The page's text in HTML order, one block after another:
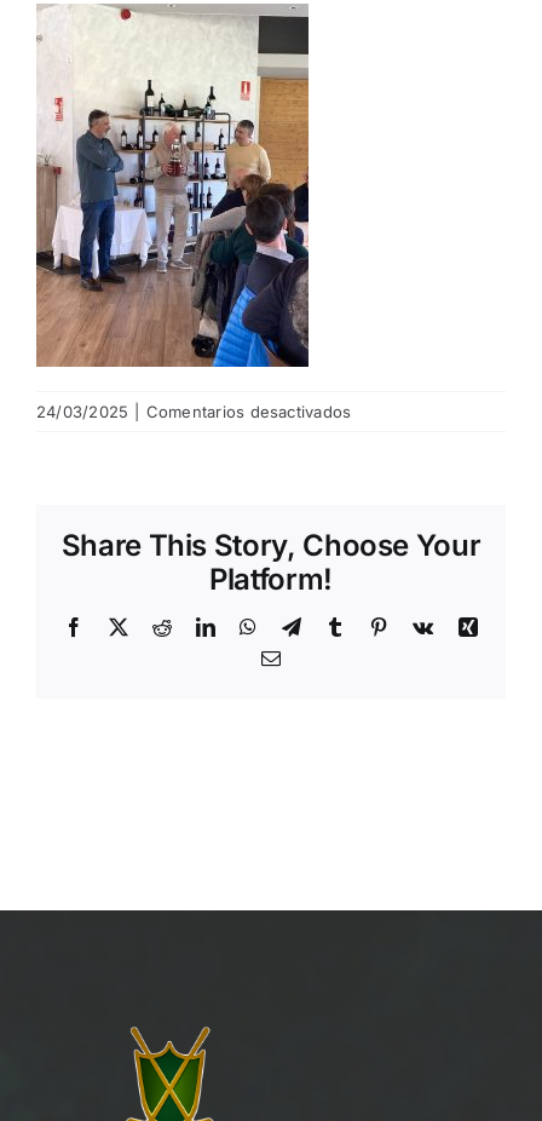
HAZTE SOCIO
OFERTAS
RESERVAR
24/03/2025 Comentarios desactivados
Share This Story, Choose Your
Platform!
Facebook
X RedditLinkedInWhatsApp
TelegramTumblr Pinterest
Vk
Xing
Email